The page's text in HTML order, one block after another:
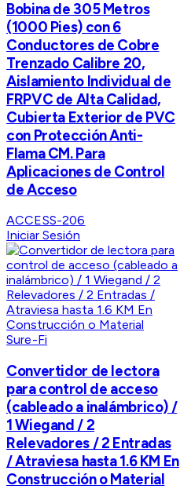
Bobina de 305 Metros
(1000 Pies) con 6
Conductores de Cobre
Trenzado Calibre 20,
Aislamiento Individual de
FRPVC de Alta Calidad,
Cubierta Exterior de PVC
con Protección Anti-
Flama CM. Para
Aplicaciones de Control
de Acceso
ACCESS-206
Iniciar Sesión
Sure-Fi
Convertidor de lectora
para control de acceso
(cableado a inalámbrico) /
1 Wiegand / 2
Relevadores / 2 Entradas
/ Atraviesa hasta 1.6 KM En
Construcción o Material